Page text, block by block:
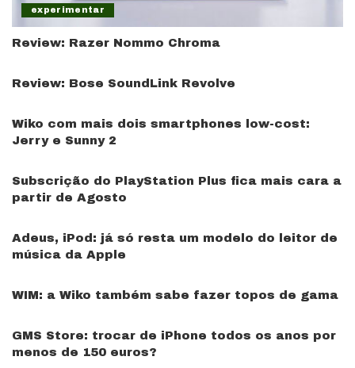
experimentar
Review: Razer Nommo Chroma
Review: Bose SoundLink Revolve
Wiko com mais dois smartphones low-cost:
Jerry e Sunny 2
Subscrição do PlayStation Plus fica mais cara a
partir de Agosto
Adeus, iPod: já só resta um modelo do leitor de
música da Apple
WIM: a Wiko também sabe fazer topos de gama
GMS Store: trocar de iPhone todos os anos por
menos de 150 euros?